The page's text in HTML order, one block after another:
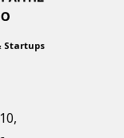
Startups